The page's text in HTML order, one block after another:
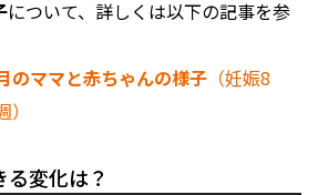
について、詳しくは以下の記事を参
のママと赤ちゃんの様子 （妊娠8
変化は？